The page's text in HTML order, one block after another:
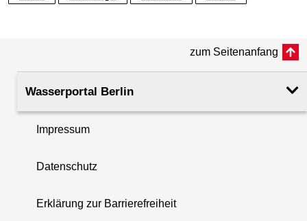
zum Seitenanfang
Wasserportal Berlin
Impressum
Datenschutz
Erklärung zur Barrierefreiheit